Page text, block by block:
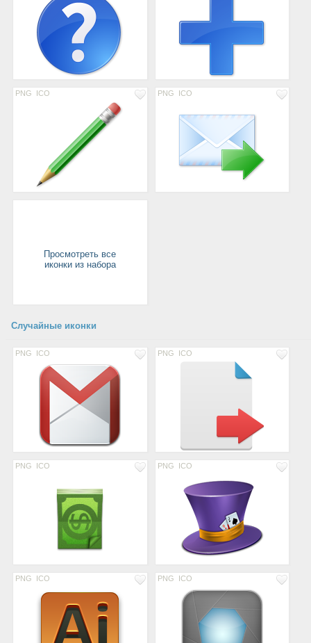
PNG ICO PNG ICO
Просмотреть все
иконки из набора
Случайные иконки
PNG ICO PNG ICO
PNG ICO PNG ICO
PNG ICO PNG ICO